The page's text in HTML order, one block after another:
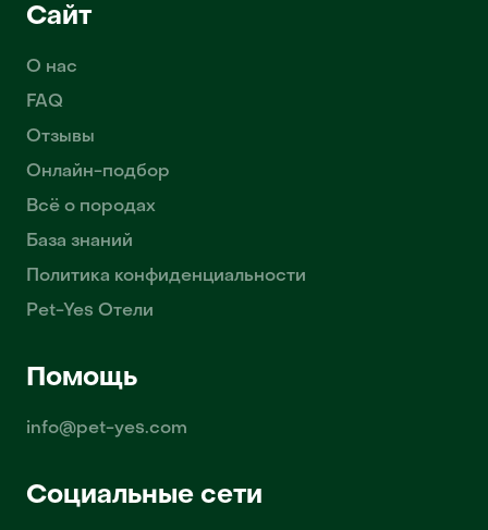
Сайт
О нас
FAQ
Отзывы
Онлайн-подбор
Всё о породах
База знаний
Политика конфиденциальности
Pet-Yes Отели
Помощь
info@pet-yes.com
Социальные сети